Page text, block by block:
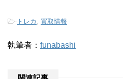
- トレカ 買取情報
執筆者： funabashi